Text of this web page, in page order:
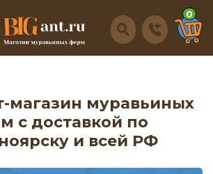
0
магазин муравьиных
с доставкой по
и всей РФ